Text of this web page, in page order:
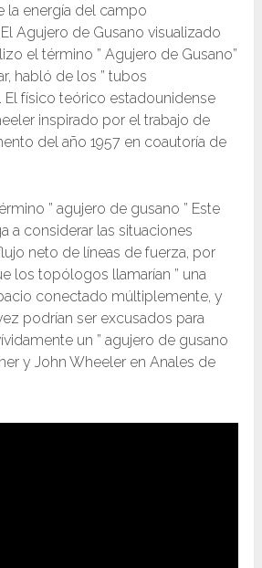
la energía del campo
Agujero de Gusano visualizado
el término ” Agujero de Gusano”
habló de los ” tubos
El físico teórico estadounidense
inspirado por el trabajo de
del año 1957 en coautoría de
” agujero de gusano ” Este
a considerar las situaciones
neto de líneas de fuerza, por
los topólogos llamarían ” una
conectado múltiplemente, y
podrían ser excusados para
un ” agujero de gusano
y John Wheeler en Anales de